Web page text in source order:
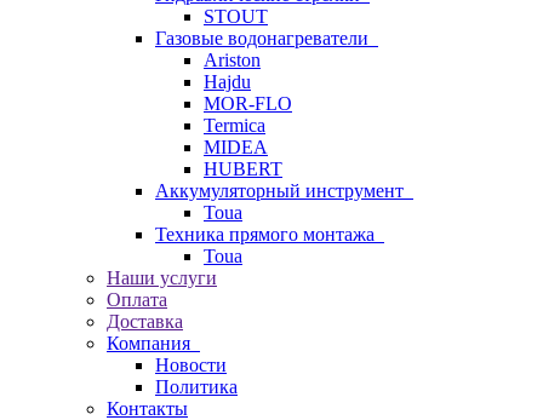
STOUT
Газовые водонагреватели
Ariston
Hajdu
MOR-FLO
Termica
MIDEA
HUBERT
Аккумуляторный инструмент
Toua
Техника прямого монтажа
Toua
Наши услуги
Оплата
Доставка
Компания
Новости
Политика
Контакты